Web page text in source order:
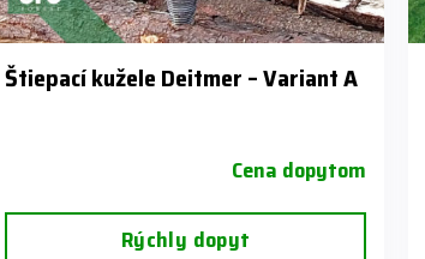
Štiepací kužele Deitmer – Variant A
Cena dopytom
Rýchly dopyt